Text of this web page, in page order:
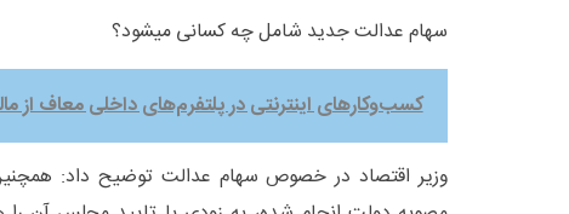
سهام عدالت جدید شامل چه کسانی میشود؟
کسب‌وکارهای اینترنتی در پلتفرم‌های داخلی معاف از
وزیر اقتصاد در خصوص سهام عدالت توضیح داد: